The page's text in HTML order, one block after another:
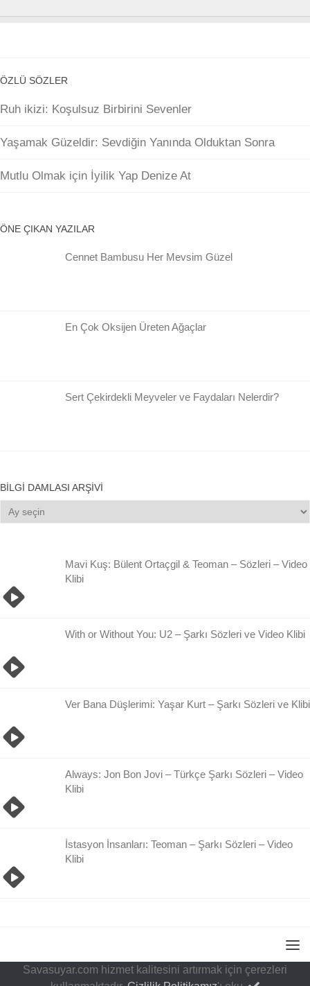
ÖZLÜ SÖZLER
Ruh ikizi: Koşulsuz Birbirini Sevenler
Yaşamak Güzeldir: Sevdiğin Yanında Olduktan Sonra
Mutlu Olmak için İyilik Yap Denize At
ÖNE ÇIKAN YAZILAR
Cennet Bambusu Her Mevsim Güzel
En Çok Oksijen Üreten Ağaçlar
Sert Çekirdekli Meyveler ve Faydaları Nelerdir?
BILGI DAMLASI ARŞIVI
Bilgi
Damlası
Mavi Kuş: Bülent Ortaçgil & Teoman – Sözleri – Video
Klibi
With or Without You: U2 – Şarkı Sözleri ve Video Klibi
Ver Bana Düşlerimi: Yaşar Kurt – Şarkı Sözleri ve Klibi
Always: Jon Bon Jovi – Türkçe Şarkı Sözleri – Video
Klibi
İstasyon İnsanları: Teoman – Şarkı Sözleri – Video
Klibi
Savasuyar.com hizmet kalitesini artırmak için çerezleri